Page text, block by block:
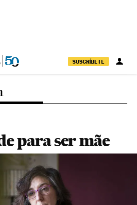
SUSCRÍBETE
para ser mãe